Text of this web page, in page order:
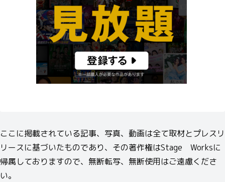
ここに掲載されている記事、写真、動画は全て取材とプレスリ
リースに基づいたものであり、その著作権はStage Worksに
帰属しておりますので、無断転写、無断使用はご遠慮くださ
い。